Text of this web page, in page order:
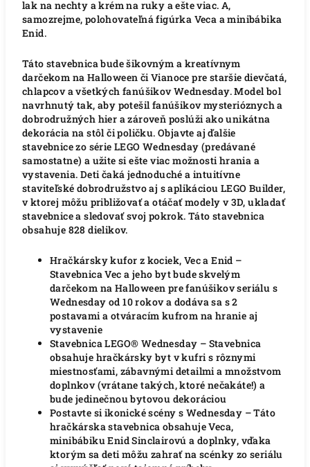
lak na nechty a krém na ruky a ešte viac. A,
samozrejme, polohovateľná figúrka Veca a minibábika
Enid.
Táto stavebnica bude šikovným a kreatívnym
darčekom na Halloween či Vianoce pre staršie dievčatá,
chlapcov a všetkých fanúšikov Wednesday. Model bol
navrhnutý tak, aby potešil fanúšikov mysterióznych a
dobrodružných hier a zároveň poslúži ako unikátna
dekorácia na stôl či poličku. Objavte aj ďalšie
stavebnice zo série LEGO Wednesday (predávané
samostatne) a užite si ešte viac možnosti hrania a
vystavenia. Deti čaká jednoduché a intuitívne
staviteľské dobrodružstvo aj s aplikáciou LEGO Builder,
v ktorej môžu približovať a otáčať modely v 3D, ukladať
stavebnice a sledovať svoj pokrok. Táto stavebnica
obsahuje 828 dielikov.
Hračkársky kufor z kociek, Vec a Enid –
Stavebnica Vec a jeho byt bude skvelým
darčekom na Halloween pre fanúšikov seriálu s
Wednesday od 10 rokov a dodáva sa s 2
postavami a otváracím kufrom na hranie aj
vystavenie
Stavebnica LEGO® Wednesday – Stavebnica
obsahuje hračkársky byt v kufri s rôznymi
miestnosťami, zábavnými detailmi a množstvom
doplnkov (vrátane takých, ktoré nečakáte!) a
bude jedinečnou bytovou dekoráciou
Postavte si ikonické scény s Wednesday – Táto
hračkárska stavebnica obsahuje Veca,
minibábiku Enid Sinclairovú a doplnky, vďaka
ktorým sa deti môžu zahrať na scénky zo seriálu